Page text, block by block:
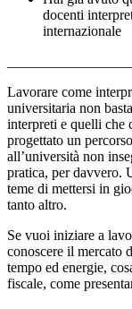
docenti
internazionale
Lavorare come
universitaria non
interpreti e quelli che
progettato un
all’università non
pratica, per davvero.
teme di mettersi in
tanto altro.
Se vuoi iniziare a
conoscere il mercato
tempo ed energie,
fiscale, come